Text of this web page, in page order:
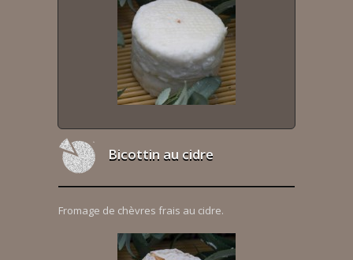
Bicottin au cidre
Fromage de chèvres frais au cidre.